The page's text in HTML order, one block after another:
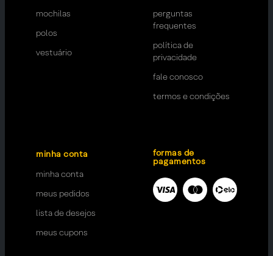
mochilas
polos
vestuário
perguntas
frequentes
política de
privacidade
fale conosco
termos e condições
minha conta
minha conta
meus pedidos
lista de desejos
meus cupons
formas de
pagamentos